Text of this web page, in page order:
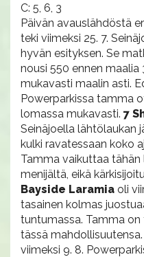
C: 5, 6, 3
Päivän avauslähdöstä
teki viimeksi 25. 7.
hyvän esityksen. Se
nousi 550 ennen maalia
mukavasti maalin asti.
Powerparkissa tamma
lomassa mukavasti. 7
Seinäjoella lähtölaukan
kulki ravatessaan koko
Tamma vaikuttaa
menijältä, eikä
Bayside Laramia oli
tasainen kolmas
tuntumassa. Tamma on
tässä mahdollisuutensa.
viimeksi 9. 8.